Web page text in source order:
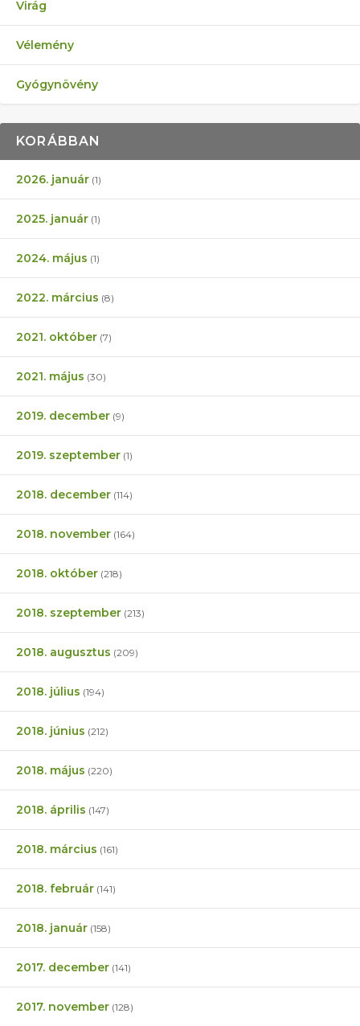
Virág
Vélemény
Gyógynövény
KORÁBBAN
2026. január (1)
2025. január (1)
2024. május (1)
2022. március (8)
2021. október (7)
2021. május (30)
2019. december (9)
2019. szeptember (1)
2018. december (114)
2018. november (164)
2018. október (218)
2018. szeptember (213)
2018. augusztus (209)
2018. július (194)
2018. június (212)
2018. május (220)
2018. április (147)
2018. március (161)
2018. február (141)
2018. január (158)
2017. december (141)
2017. november (128)